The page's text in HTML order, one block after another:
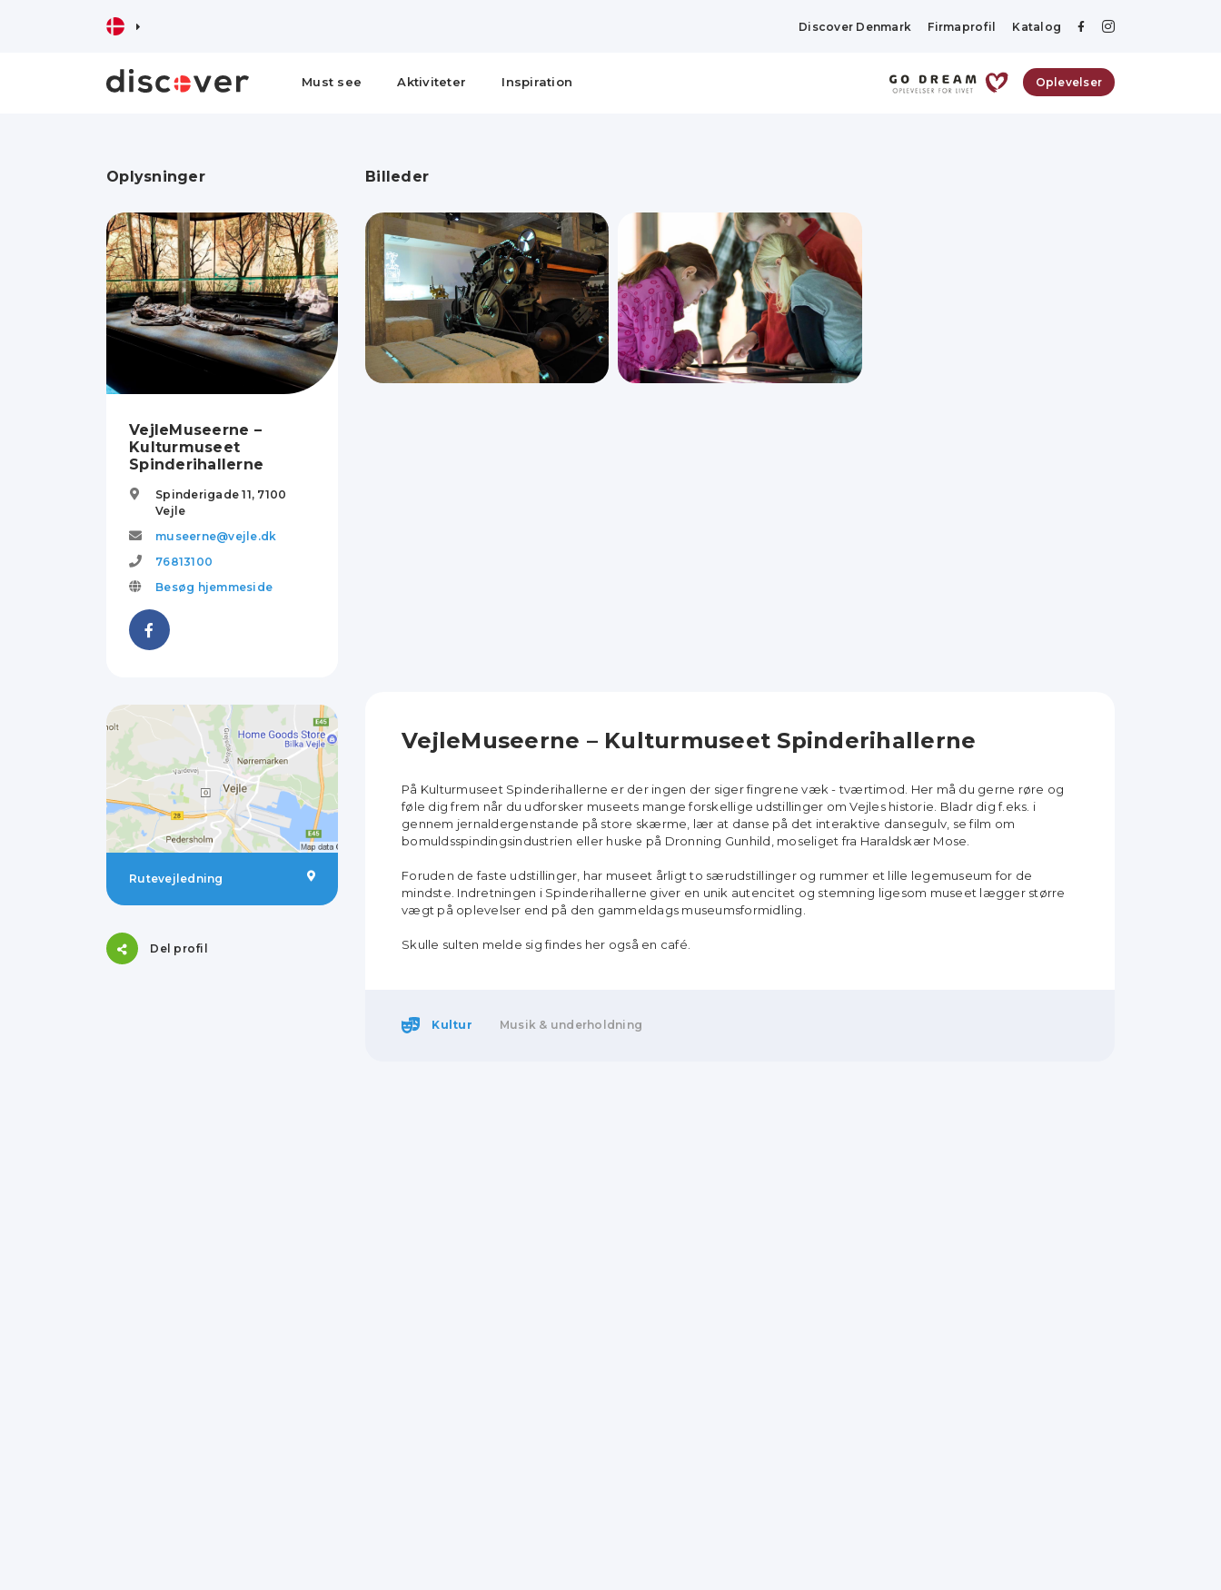
Discover Denmark Firmaprofil Katalog
Must see Aktiviteter Inspiration Oplevelser
Oplysninger
VejleMuseerne –
Kulturmuseet
Spinderihallerne
Spinderigade 11, 7100
Vejle
museerne@vejle.dk
76813100
Besøg hjemmeside
Rutevejledning
Del profil
Billeder
VejleMuseerne – Kulturmuseet Spinderihallerne
På Kulturmuseet Spinderihallerne er der ingen der siger fingrene væk - tværtimod. Her må du gerne røre og
føle dig frem når du udforsker museets mange forskellige udstillinger om Vejles historie. Bladr dig f.eks. i
gennem jernaldergenstande på store skærme, lær at danse på det interaktive dansegulv, se film om
bomuldsspindingsindustrien eller huske på Dronning Gunhild, moseliget fra Haraldskær Mose.
Foruden de faste udstillinger, har museet årligt to særudstillinger og rummer et lille legemuseum for de
mindste. Indretningen i Spinderihallerne giver en unik autencitet og stemning ligesom museet lægger større
vægt på oplevelser end på den gammeldags museumsformidling.
Skulle sulten melde sig findes her også en café.
Kultur Musik & underholdning